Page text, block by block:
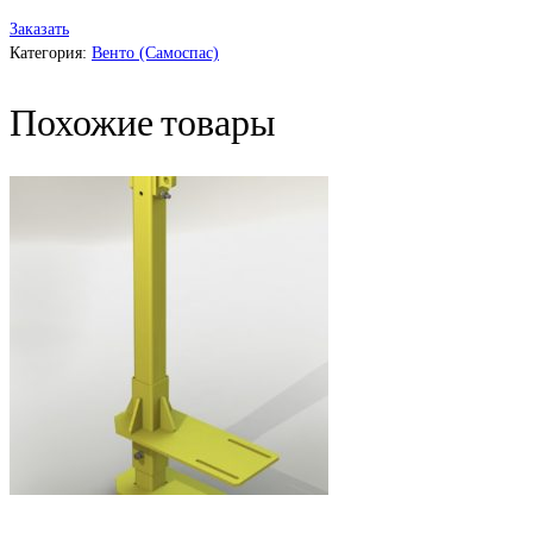
Заказать
Категория: Венто (Самоспас)
Похожие товары